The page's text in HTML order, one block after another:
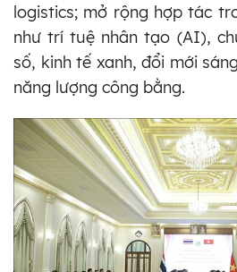
logistics; mở rộng hợp tác
như trí tuệ nhân tạo (AI),
số, kinh tế xanh, đổi mới
năng lượng công bằng.